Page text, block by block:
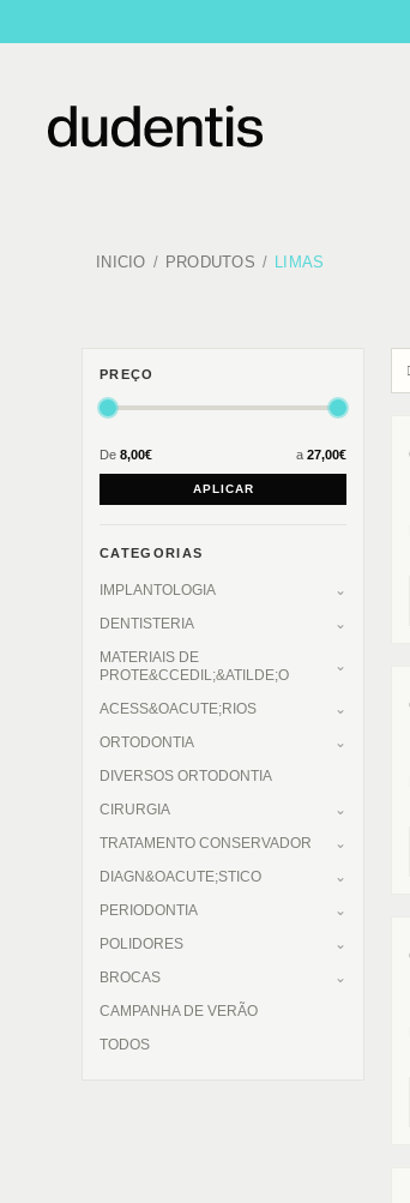
INICIO PRODUTOS LIMAS
PREÇO
De 8,00€ a 27,00€
APLICAR
CATEGORIAS
IMPLANTOLOGIA
DENTISTERIA
MATERIAIS DE
PROTE&CCEDIL;&ATILDE;O
ACESS&OACUTE;RIOS
ORTODONTIA
DIVERSOS ORTODONTIA
CIRURGIA
TRATAMENTO CONSERVADOR
DIAGN&OACUTE;STICO
PERIODONTIA
POLIDORES
BROCAS
CAMPANHA DE VERÃO
TODOS